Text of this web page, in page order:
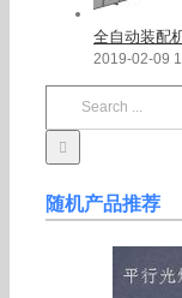
全自动装配
2019-02-09
随机产品推荐